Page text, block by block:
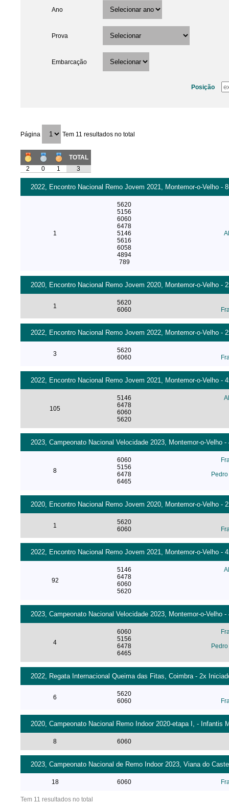
Ano
Prova
Embarcação
Posição
Página Tem 11 resultados no total
TOTAL
2
0 1 3
2022, Encontro Nacional Remo Jovem 2021, Montemor-o-Velho -
1
5620
5156
6060
6478
5146
5616
6058
4894
789
2020, Encontro Nacional Remo Jovem 2020, Montemor-o-Velho -
1
5620
6060
2022, Encontro Nacional Remo Jovem 2022, Montemor-o-Velho -
3
5620
6060
2022, Encontro Nacional Remo Jovem 2021, Montemor-o-Velho -
105
5146
6478
6060
5620
2023, Campeonato Nacional Velocidade 2023, Montemor-o-Velho
8
6060
5156
6478
6465
2020, Encontro Nacional Remo Jovem 2020, Montemor-o-Velho -
1
5620
6060
2022, Encontro Nacional Remo Jovem 2021, Montemor-o-Velho -
92
5146
6478
6060
5620
2023, Campeonato Nacional Velocidade 2023, Montemor-o-Velho
4
6060
5156
6478
6465
2022, Regata Internacional Queima das Fitas, Coimbra - 2x
6
5620
6060
2020, Campeonato Nacional Remo Indoor 2020-etapa I, - Infantis
8 6060
2023, Campeonato Nacional de Remo Indoor 2023, Viana do
18 6060
Tem 11 resultados no total